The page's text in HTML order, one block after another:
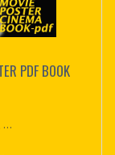
PDF BOOK
...